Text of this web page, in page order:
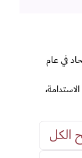
في عام
الكل